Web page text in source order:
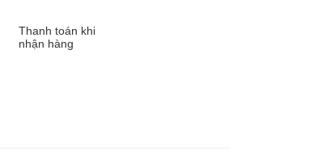
Thanh toán khi
nhận hàng